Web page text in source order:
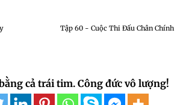
Tập 60 - Cuộc Thi Đấu Chân Chính
cả trái tim. Công đức vô lượng!